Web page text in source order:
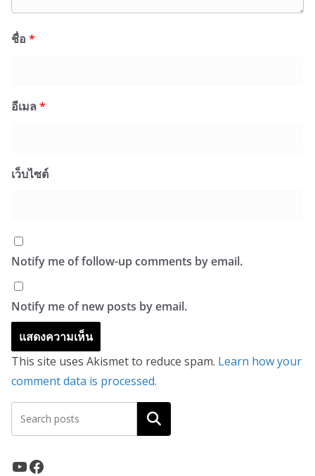
ชื่อ *
อีเมล *
เว็บไซต์
Notify me of follow-up comments by email.
Notify me of new posts by email.
This site uses Akismet to reduce spam. Learn how your
comment data is processed.
ค้นหา
YouTube Facebook